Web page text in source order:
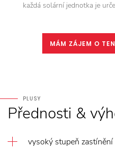
každá solární jednotka je
MÁM ZÁJEM O
PLUSY
Přednosti &
vysoký stupeň